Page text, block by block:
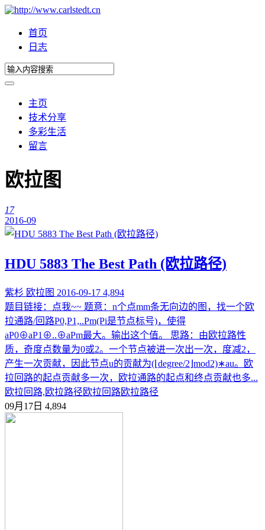
首页
日志
主页
技术分享
多彩生活
留言
欧拉图
17
2016-09
HDU 5883 The Best Path (欧拉路径)
紫杉 欧拉图 2016-09-17 4,894
题目链接：点我~~ 题意：n个点mm条无向边的图，找一个欧
拉通路/回路P0,P1,..Pm(Pi是节点标号)，使得
aP0⊕aP1⊕..⊕aPm最大。输出这个值。 思路：由欧拉路性
质，奇度点数量为0或2。一个节点被进一次出一次，度减2，
产生一次贡献，因此节点u的贡献为(⌊degree/2⌋mod2)∗au。欧
拉回路的起点贡献多一次，欧拉通路的起点和终点贡献也多...
欧拉回路,欧拉路径欧拉回路欧拉路径
09月17日 4,894